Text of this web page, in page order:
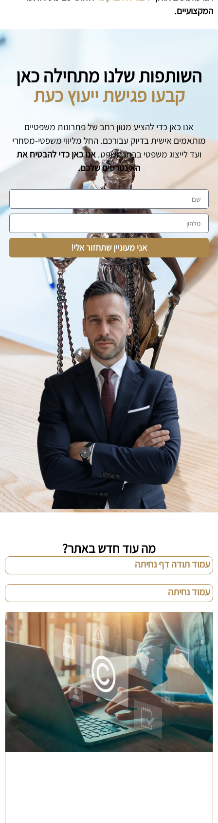
המקצועיים.
השותפות שלנו מתחילה כאן
קבעו פגישת ייעוץ כעת
אנו כאן כדי להציע מגוון רחב של פתרונות משפטיים
מותאמים אישית בדיוק עבורכם. החל מליווי משפטי-מסחרי
ועד לייצוג משפטי בבתי משפט. אנו כאן כדי להבטיח את
האינטרסים שלכם.
אני מעוניין שתחזור אלי!
מה עוד חדש באתר?
עמוד תודה דף נחיתה
עמוד נחיתה